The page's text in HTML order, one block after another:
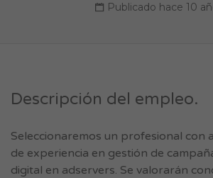
Publicado hace 10
Descripción del empleo.
Seleccionaremos un profesional con
de experiencia en gestión de
digital en adservers. Se valorarán